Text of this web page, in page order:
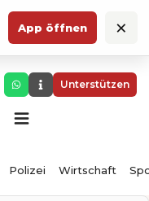
App öffnen ×
Unterstützen
Polizei Wirtschaft